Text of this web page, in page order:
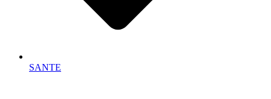
SANTE